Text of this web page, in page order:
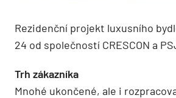
Rezidenční projekt luxusního
24 od společností CRESCON a
Trh zákazníka
Mnohé ukončené, ale i